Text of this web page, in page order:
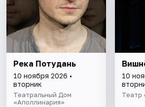
Река Потудань
10 ноября 2026 •
вторник
Театральный Дом
«Аполлинария»
10
Театр